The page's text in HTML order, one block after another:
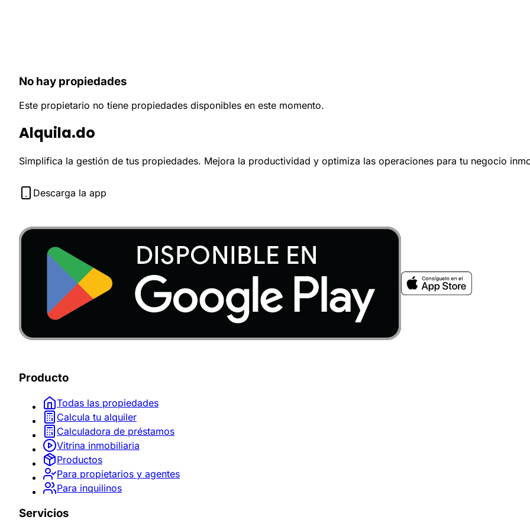
No hay propiedades
Este propietario no tiene propiedades disponibles en este momento.
Alquila.do
Simplifica la gestión de tus propiedades. Mejora la productividad y optimiza las operaciones para tu negocio
Descarga la app
Producto
Todas las propiedades
Calcula tu alquiler
Calculadora de préstamos
Vitrina inmobiliaria
Productos
Para propietarios y agentes
Para inquilinos
Servicios